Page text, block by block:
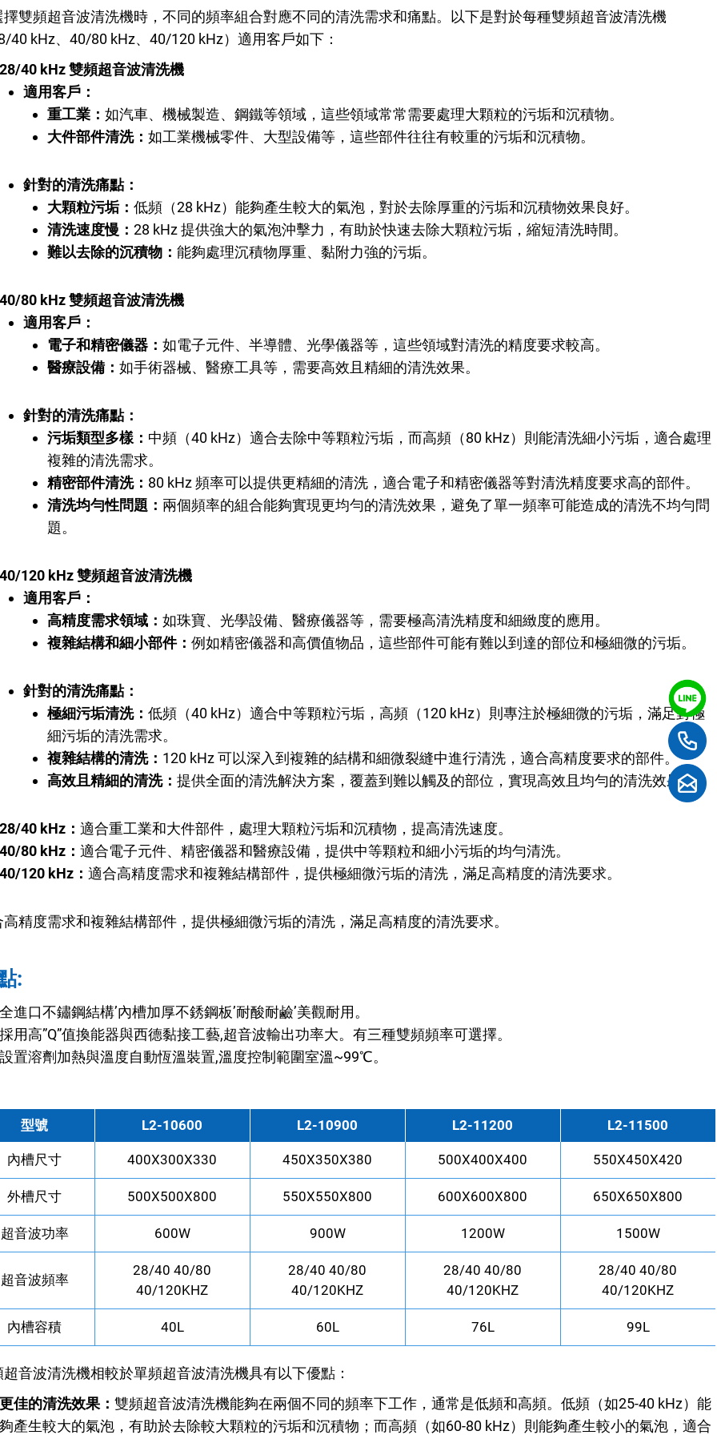
擇雙頻超音波清洗機時，不同的頻率組合對應不同的清洗需求和痛點。以下是對於每種雙頻超音波清洗機
40 kHz、40/80 kHz、40/120 kHz）適用客戶如下：
40 kHz 雙頻超音波清洗機
適用客戶：
重工業： 如汽車、機械製造、鋼鐵等領域，這些領域常常需要處理大顆粒的污垢和沉積物。
大件部件清洗： 如工業機械零件、大型設備等，這些部件往往有較重的污垢和沉積物。
針對的清洗痛點：
大顆粒污垢： 低頻（28 kHz）能夠產生較大的氣泡，對於去除厚重的污垢和沉積物效果良好。
清洗速度慢： 28 kHz 提供強大的氣泡沖擊力，有助於快速去除大顆粒污垢，縮短清洗時間。
難以去除的沉積物： 能夠處理沉積物厚重、黏附力強的污垢。
80 kHz 雙頻超音波清洗機
適用客戶：
電子和精密儀器： 如電子元件、半導體、光學儀器等，這些領域對清洗的精度要求較高。
醫療設備： 如手術器械、醫療工具等，需要高效且精細的清洗效果。
針對的清洗痛點：
污垢類型多樣： 中頻（40 kHz）適合去除中等顆粒污垢，而高頻（80 kHz）則能清洗細小污垢，適合處理
複雜的清洗需求。
精密部件清洗： 80 kHz 頻率可以提供更精細的清洗，適合電子和精密儀器等對清洗精度要求高的部件。
清洗均勻性問題： 兩個頻率的組合能夠實現更均勻的清洗效果，避免了單一頻率可能造成的清洗不均勻問
題。
120 kHz 雙頻超音波清洗機
適用客戶：
高精度需求領域： 如珠寶、光學設備、醫療儀器等，需要極高清洗精度和細緻度的應用。
複雜結構和細小部件： 例如精密儀器和高價值物品，這些部件可能有難以到達的部位和極細微的污垢。
針對的清洗痛點：
極細污垢清洗： 低頻（40 kHz）適合中等顆粒污垢，高頻（120 kHz）則專注於極細微的污垢，滿足對極
細污垢的清洗需求。
複雜結構的清洗： 120 kHz 可以深入到複雜的結構和細微裂縫中進行清洗，適合高精度要求的部件。
高效且精細的清洗： 提供全面的清洗解決方案，覆蓋到難以觸及的部位，實現高效且均勻的清洗效果。
40 kHz： 適合重工業和大件部件，處理大顆粒污垢和沉積物，提高清洗速度。
80 kHz： 適合電子元件、精密儀器和醫療設備，提供中等顆粒和細小污垢的均勻清洗。
120 kHz： 適合高精度需求和複雜結構部件，提供極細微污垢的清洗，滿足高精度的清洗要求。
精度需求和複雜結構部件，提供極細微污垢的清洗，滿足高精度的清洗要求。
:
進口不鏽鋼結構’內槽加厚不銹鋼板’耐酸耐鹼’美觀耐用。
用高”Q”值換能器與西德黏接工藝,超音波輸出功率大。有三種雙頻頻率可選擇。
置溶劑加熱與溫度自動恆溫裝置,溫度控制範圍室溫~99℃。
型號 L2-10600 L2-10900 L2-11200 L2-11500
內槽尺寸 400X300X330 450X350X380 500X400X400 550X450X420
外槽尺寸 500X500X800 550X550X800 600X600X800 650X650X800
超音波功率 600W 900W 1200W 1500W
超音波頻率
28/40 40/80
40/120KHZ
28/40 40/80
40/120KHZ
28/40 40/80
40/120KHZ
28/40 40/80
40/120KHZ
內槽容積 40L 60L 76L 99L
音波清洗機相較於單頻超音波清洗機具有以下優點：
佳的清洗效果： 雙頻超音波清洗機能夠在兩個不同的頻率下工作，通常是低頻和高頻。低頻（如25-40 kHz）能
產生較大的氣泡，有助於去除較大顆粒的污垢和沉積物；而高頻（如60-80 kHz）則能夠產生較小的氣泡，適合